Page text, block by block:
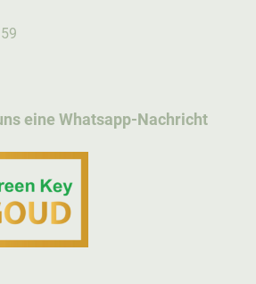
eine Whatsapp-Nachricht